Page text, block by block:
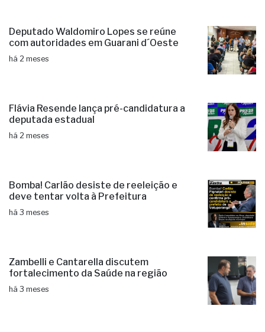
Deputado Waldomiro Lopes se reúne
com autoridades em Guarani d´Oeste
há 2 meses
Flávia Resende lança pré-candidatura a
deputada estadual
há 2 meses
Bomba! Carlão desiste de reeleição e
deve tentar volta à Prefeitura
há 3 meses
Zambelli e Cantarella discutem
fortalecimento da Saúde na região
há 3 meses